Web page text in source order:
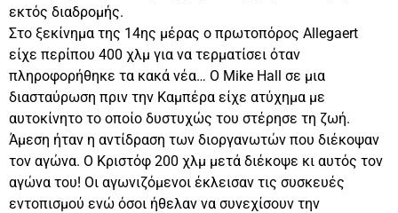
εκτός διαδρομής.
Στο ξεκίνημα της 14ης μέρας ο πρωτοπόρος Allegaert
είχε περίπου 400 χλμ για να τερματίσει όταν
πληροφορήθηκε τα κακά νέα… Ο Mike Hall σε μια
διασταύρωση πριν την Καμπέρα είχε ατύχημα με
αυτοκίνητο το οποίο δυστυχώς του στέρησε τη ζωή.
Άμεση ήταν η αντίδραση των διοργανωτών που διέκοψαν
τον αγώνα. Ο Κριστόφ 200 χλμ μετά διέκοψε κι αυτός τον
αγώνα του! Οι αγωνιζόμενοι έκλεισαν τις συσκευές
εντοπισμού ενώ όσοι ήθελαν να συνεχίσουν την